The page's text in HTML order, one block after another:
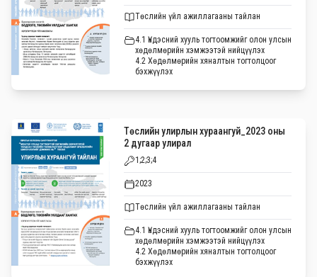
Төслийн үйл ажиллагааны тайлан
4.1 Үндэсний хууль тогтоомжийг олон улсын
хөдөлмөрийн хэмжээтэй нийцүүлэх
4.2 Хөдөлмөрийн хяналтын тогтолцоог
бэхжүүлэх
Төслийн улирлын хураангуй_2023 оны
2 дугаар улирал
1;2;3;4
2023
Төслийн үйл ажиллагааны тайлан
4.1 Үндэсний хууль тогтоомжийг олон улсын
хөдөлмөрийн хэмжээтэй нийцүүлэх
4.2 Хөдөлмөрийн хяналтын тогтолцоог
бэхжүүлэх